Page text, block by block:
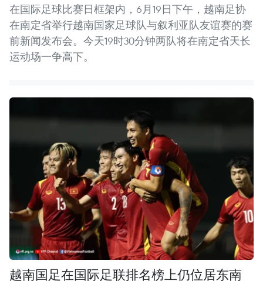
在国际足球比赛日框架内，6月19日下午，越南足协
在南定省举行越南国家足球队与叙利亚队友谊赛的赛
前新闻发布会。今天19时30分钟两队将在南定省天长
运动场一争高下。
越南国足在国际足联排名榜上仍位居东南